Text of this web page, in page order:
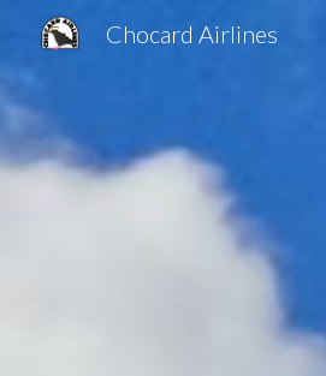
Chocard Airlines